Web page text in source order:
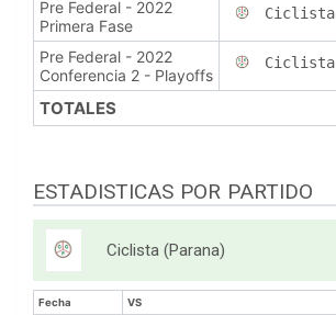
Pre Federal - 2022
Primera Fase
Ciclista
Pre Federal - 2022
Conferencia 2 - Playoffs
Ciclista
TOTALES
ESTADISTICAS POR PARTIDO
Ciclista (Parana)
Fecha VS